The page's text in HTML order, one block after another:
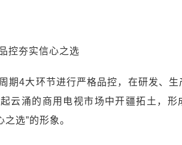
控夯实信心之选
期4大环节进行严格品控，在研发、
云涌的商用电视市场中开疆拓土，形
选”的形象。